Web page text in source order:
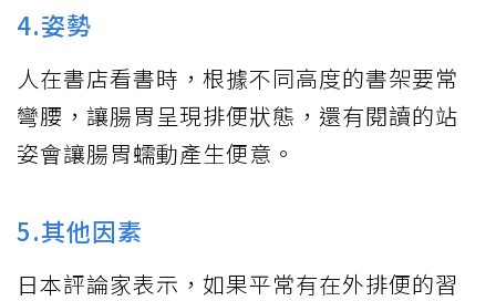
4.姿勢
人在書店看書時，根據不同高度的書架要常
彎腰，讓腸胃呈現排便狀態，還有閱讀的站
姿會讓腸胃蠕動產生便意。
5.其他因素
日本評論家表示，如果平常有在外排便的習